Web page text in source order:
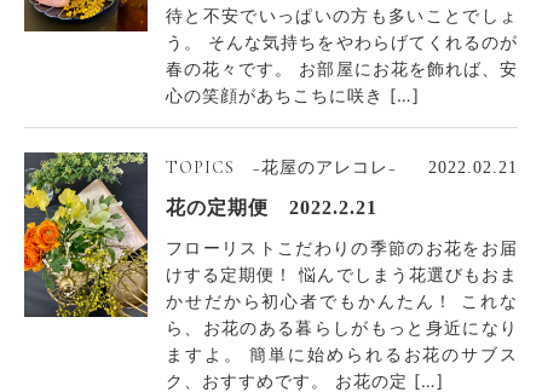
待と不安でいっぱいの方も多いことでしょ
う。 そんな気持ちをやわらげてくれるのが
春の花々です。 お部屋にお花を飾れば、安
心の笑顔があちこちに咲き […]
TOPICS −花屋のアレコレ− 2022.02.21
花の定期便 2022.2.21
フローリストこだわりの季節のお花をお届
けする定期便！ 悩んでしまう花選びもおま
かせだから初心者でもかんたん！ これな
ら、お花のある暮らしがもっと身近になり
ますよ。 簡単に始められるお花のサブス
ク、おすすめです。 お花の定 […]